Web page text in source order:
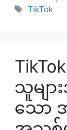
Tags
TikTok
သူမျ
သော